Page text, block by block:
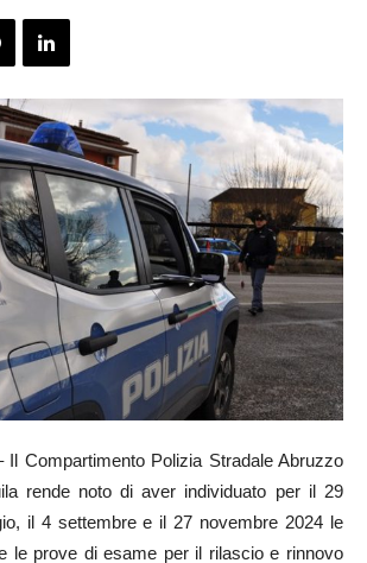
Compartimento Polizia Stradale Abruzzo
rende noto di aver individuato per il 29
il 4 settembre e il 27 novembre 2024 le
le prove di esame per il rilascio e rinnovo